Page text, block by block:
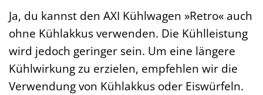
Ja, du kannst den AXI Kühlwagen »Retro« auch
ohne Kühlakkus verwenden. Die Kühlleistung
wird jedoch geringer sein. Um eine längere
Kühlwirkung zu erzielen, empfehlen wir die
Verwendung von Kühlakkus oder Eiswürfeln.